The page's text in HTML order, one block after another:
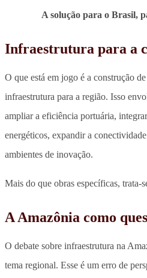
A solução para o Brasil,
Infraestrutura para a
O que está em jogo é a construção
infraestrutura para a região. Isso
ampliar a eficiência portuária,
energéticos, expandir a
ambientes de inovação.
Mais do que obras específicas, trata-
A Amazônia como
O debate sobre infraestrutura na
tema regional. Esse é um erro de